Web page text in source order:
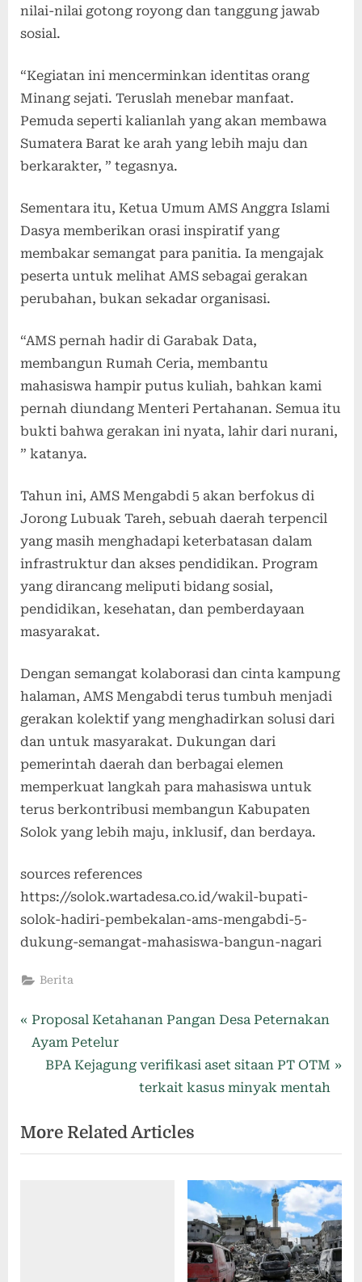
nilai-nilai gotong royong dan tanggung jawab
sosial.
“Kegiatan ini mencerminkan identitas orang
Minang sejati. Teruslah menebar manfaat.
Pemuda seperti kalianlah yang akan membawa
Sumatera Barat ke arah yang lebih maju dan
berkarakter, ” tegasnya.
Sementara itu, Ketua Umum AMS Anggra Islami
Dasya memberikan orasi inspiratif yang
membakar semangat para panitia. Ia mengajak
peserta untuk melihat AMS sebagai gerakan
perubahan, bukan sekadar organisasi.
“AMS pernah hadir di Garabak Data,
membangun Rumah Ceria, membantu
mahasiswa hampir putus kuliah, bahkan kami
pernah diundang Menteri Pertahanan. Semua itu
bukti bahwa gerakan ini nyata, lahir dari nurani,
” katanya.
Tahun ini, AMS Mengabdi 5 akan berfokus di
Jorong Lubuak Tareh, sebuah daerah terpencil
yang masih menghadapi keterbatasan dalam
infrastruktur dan akses pendidikan. Program
yang dirancang meliputi bidang sosial,
pendidikan, kesehatan, dan pemberdayaan
masyarakat.
Dengan semangat kolaborasi dan cinta kampung
halaman, AMS Mengabdi terus tumbuh menjadi
gerakan kolektif yang menghadirkan solusi dari
dan untuk masyarakat. Dukungan dari
pemerintah daerah dan berbagai elemen
memperkuat langkah para mahasiswa untuk
terus berkontribusi membangun Kabupaten
Solok yang lebih maju, inklusif, dan berdaya.
sources references
https://solok.wartadesa.co.id/wakil-bupati-
solok-hadiri-pembekalan-ams-mengabdi-5-
dukung-semangat-mahasiswa-bangun-nagari
Berita
Proposal Ketahanan Pangan Desa Peternakan
Ayam Petelur
BPA Kejagung verifikasi aset sitaan PT OTM
terkait kasus minyak mentah
More Related Articles